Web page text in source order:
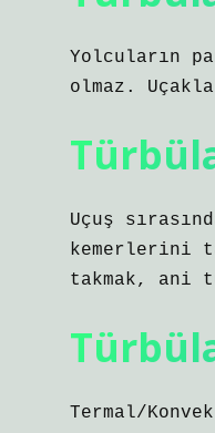
Yolcuların
olmaz.
Uçuş
kemerlerini
takmak, ani
Termal/